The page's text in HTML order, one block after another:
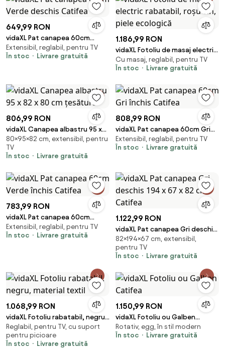
649,99 RON
vidaXL Pat canapea 60cm
Verde deschis Catifea
Extensibil, reglabil, pentru TV
În stoc
Livrare gratuită
1.186,99 RON
vidaXL Fotoliu de masaj electric
rabatabil, roșu vin, piele
ecologică
Cu masaj, reglabil, pentru TV
În stoc
Livrare gratuită
806,99 RON
vidaXL Canapea albastru 95 x
82 x 80 cm țesătură
80×95×82 cm, extensibil, pentru
TV
În stoc
Livrare gratuită
808,99 RON
vidaXL Pat canapea 60cm Gri
închis Catifea
Extensibil, reglabil, pentru TV
În stoc
Livrare gratuită
783,99 RON
vidaXL Pat canapea 60cm
Verde închis Catifea
Extensibil, reglabil, pentru TV
În stoc
Livrare gratuită
1.122,99 RON
vidaXL Pat canapea Gri deschis
194 x 67 x 82 cm Catifea
82×194×67 cm, extensibil,
pentru TV
În stoc
Livrare gratuită
1.068,99 RON
vidaXL Fotoliu rabatabil, negru,
material textil
Reglabil, pentru TV, cu suport
pentru picioare
În stoc
Livrare gratuită
1.150,99 RON
vidaXL Fotoliu ou Galben
Catifea
Rotativ, egg, în stil modern
În stoc
Livrare gratuită